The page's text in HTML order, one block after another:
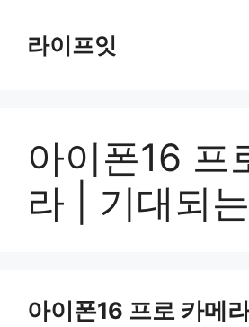
content라이프잇
아이폰16 프
라 | 기대되
아이폰16 프로 카메